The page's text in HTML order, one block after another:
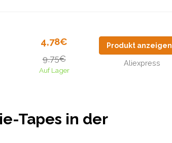
4,78€
9,75€
Auf Lager
Produkt anzeigen
Aliexpress
Tapes in der